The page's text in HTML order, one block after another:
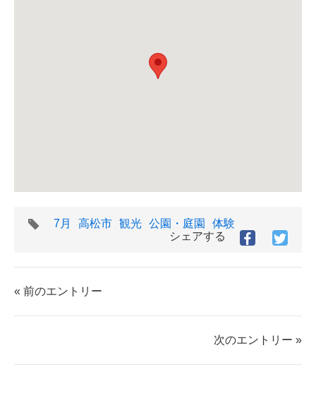
タ
7月 高松市 観光 公園・庭園
体験
シェアする
Facebook
シ
す
シ
す
« 前のエントリー
次のエントリー »